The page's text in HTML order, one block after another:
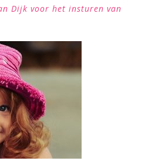
Dijk voor het insturen van